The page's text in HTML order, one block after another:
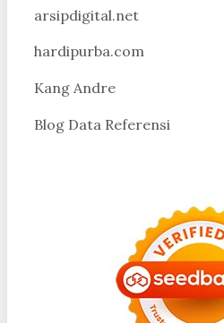
arsipdigital.net
hardipurba.com
Kang Andre
Blog Data Referensi